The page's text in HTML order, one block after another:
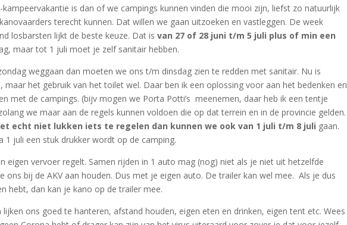
is dan of we campings kunnen vinden die mooi zijn, liefst zo natuurlijk
terecht kunnen. Dat willen we gaan uitzoeken en vastleggen. De week
losbarsten lijkt de beste keuze. Dat isvan 27 of 28 juni t/m 5 juli plus of min een
maar tot 1 juli moet je zelf sanitair hebben.
weggaan dan moeten we ons t/m dinsdag zien te redden met sanitair. Nu is
maar het gebruik van het toilet wel. Daar ben ik een oplossing voor aan het bedenken en
met de campings. (bijv mogen we Porta Potti’s meenemen, daar heb ik een tentje
we maar aan de regels kunnen voldoen die op dat terrein en in de provincie gelden.
echt niet lukken iets te regelen dan kunnen we ook van 1 juli t/m 8 juli gaan.
1 juli een stuk drukker wordt op de camping.
eigen vervoer regelt. Samen rijden in 1 auto mag (nog) niet als je niet uit hetzelfde
ons bij de AKV aan houden. Dus met je eigen auto. De trailer kan wel mee. Als je dus
hebt, dan kan je kano op de trailer mee.
ons goed te hanteren, afstand houden, eigen eten en drinken, eigen tent etc. Wees